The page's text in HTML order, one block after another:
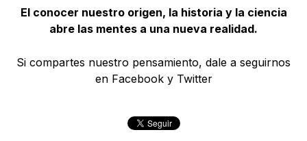
El conocer nuestro origen, la historia y la ciencia
abre las mentes a una nueva realidad.
Si compartes nuestro pensamiento, dale a seguirnos
en Facebook y Twitter